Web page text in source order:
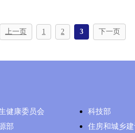
上一页 1 2 3 下一页
健康委员会
科技部
部
住房和城乡